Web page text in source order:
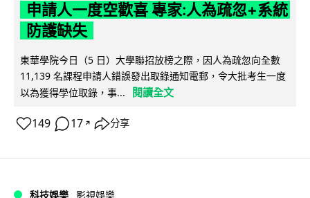
申請人一度空歡喜 專家:人為疏忽+系統
防護缺失
東華學院今日（5 日）大學聯招放榜之際，因人為疏忽向全數
11,139 名課程申請人錯誤發出取錄通知電郵，令大批考生一度
以為獲得學位取錄，事...
閱讀全文
149 17 ↗ 分享
科技娛樂 影視娛樂